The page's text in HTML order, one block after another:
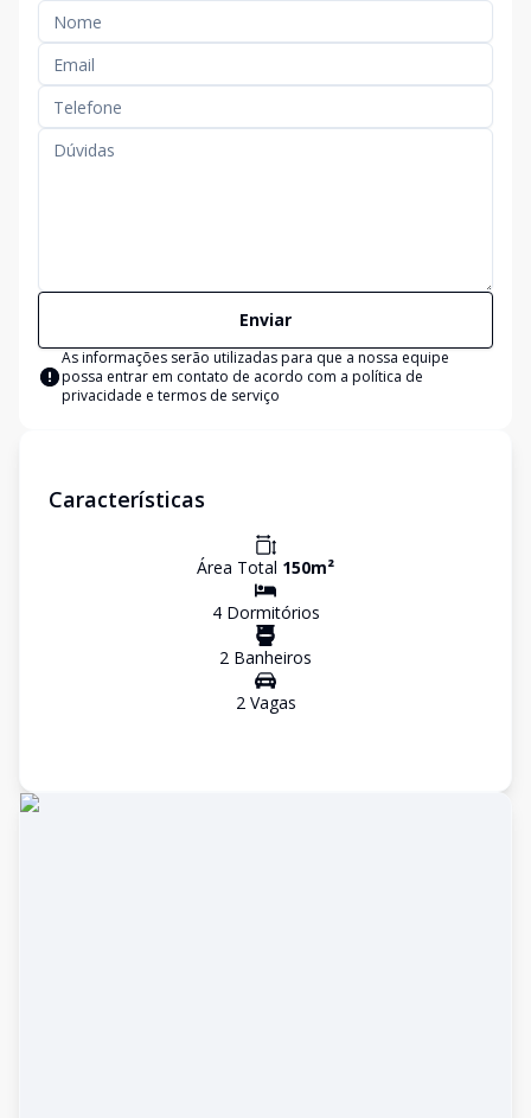
Enviar
As informações serão utilizadas para que a nossa equipe
possa entrar em contato de acordo com a política de
privacidade e termos de serviço
Características
Área Total 150m²
4Dormitórios
2 Banheiros
2Vagas